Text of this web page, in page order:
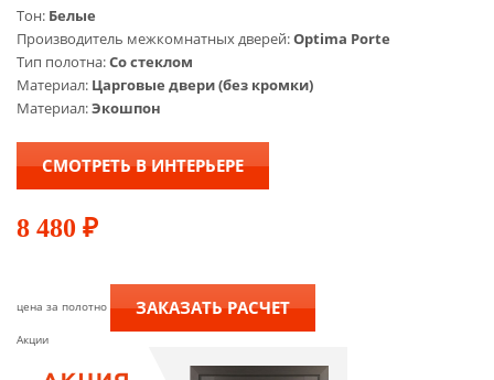
Тон: Белые
Производитель межкомнатных дверей:Optima Porte
Тип полотна:Со стеклом
Материал: Царговые двери (без кромки)
Материал:Экошпон
СМОТРЕТЬ В ИНТЕРЬЕРЕ
8 480 ₽
цена за полотно ЗАКАЗАТЬ РАСЧЕТ
Акции